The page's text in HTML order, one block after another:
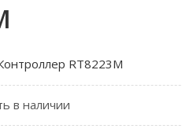
RT8223M
в наличии